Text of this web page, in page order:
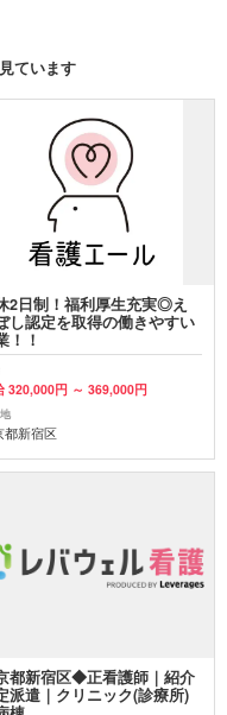
ています
2日制！福利厚生充実◎え
し認定を取得の働きやすい
！！
320,000円 ～ 369,000円
都新宿区
都新宿区◆正看護師｜紹介
派遣｜クリニック(診療所)